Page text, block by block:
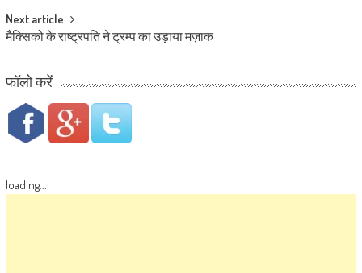
Next article
मैक्सिको के राष्‍ट्रपति ने ट्रम्प का उड़ाया मज़ाक
फॉलो करें
loading...